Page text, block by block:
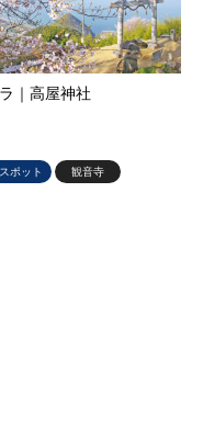
｜高屋神社
ポット 観音寺